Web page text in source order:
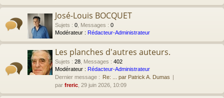
José-Louis BOCQUET
Sujets : 0 Messages : 0
Modérateur : Rédacteur-Administrateur
Les planches d'autres auteurs.
Sujets : 28 Messages : 402
Modérateur : Rédacteur-Administrateur
Dernier message : Re: ... par Patrick A. Dumas
par freric , 29 juin 2026, 10:09